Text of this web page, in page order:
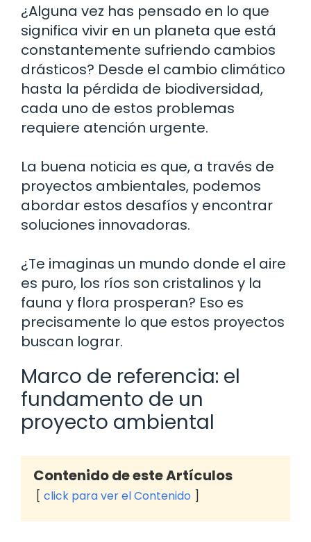
¿Alguna vez has pensado en lo que
significa vivir en un planeta que está
constantemente sufriendo cambios
drásticos? Desde el cambio climático
hasta la pérdida de biodiversidad,
cada uno de estos problemas
requiere atención urgente.
La buena noticia es que, a través de
proyectos ambientales, podemos
abordar estos desafíos y encontrar
soluciones innovadoras.
¿Te imaginas un mundo donde el aire
es puro, los ríos son cristalinos y la
fauna y flora prosperan? Eso es
precisamente lo que estos proyectos
buscan lograr.
Marco de referencia: el
fundamento de un
proyecto ambiental
Contenido de este Artículos
click para ver el Contenido